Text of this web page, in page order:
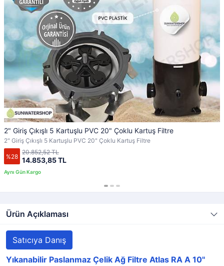
2" Giriş Çıkışlı 5 Kartuşlu PVC 20" Çoklu Kartuş Filtre
2" Giriş Çıkışlı 5 Kartuşlu PVC 20" Çoklu Kartuş Filtre
%28 14.853,85 TL
20.852,52 TL
Ürün Açıklaması
Satıcıya Danış
Yıkanabilir Paslanmaz Çelik Ağ Filtre Atlas RA A 10''